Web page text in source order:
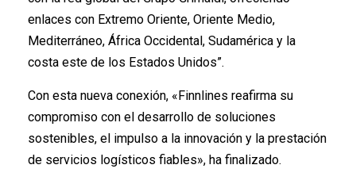
enlaces con Extremo Oriente, Oriente Medio,
Mediterráneo, África Occidental, Sudamérica y la
costa este de los Estados Unidos”.
Con esta nueva conexión, «Finnlines reafirma su
compromiso con el desarrollo de soluciones
sostenibles, el impulso a la innovación y la prestación
de servicios logísticos fiables», ha finalizado.